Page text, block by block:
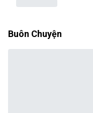
Buôn Chuyện